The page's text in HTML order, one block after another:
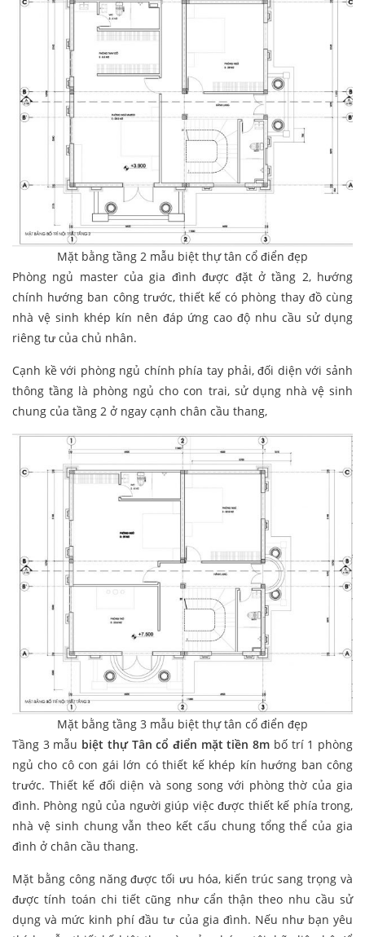
Mặt bằng tầng 2 mẫu biệt thự tân cổ điển đẹp
Phòng ngủ master của gia đình được đặt ở tầng 2, hướng
chính hướng ban công trước, thiết kế có phòng thay đồ cùng
nhà vệ sinh khép kín nên đáp ứng cao độ nhu cầu sử dụng
riêng tư của chủ nhân.
Cạnh kề với phòng ngủ chính phía tay phải, đối diện với sảnh
thông tầng là phòng ngủ cho con trai, sử dụng nhà vệ sinh
chung của tầng 2 ở ngay cạnh chân cầu thang,
Mặt bằng tầng 3 mẫu biệt thự tân cổ điển đẹp
Tầng 3 mẫu biệt thự Tân cổ điển mặt tiền 8m bố trí 1 phòng
ngủ cho cô con gái lớn có thiết kế khép kín hướng ban công
trước. Thiết kế đối diện và song song với phòng thờ của gia
đình. Phòng ngủ của người giúp việc được thiết kế phía trong,
nhà vệ sinh chung vẫn theo kết cấu chung tổng thể của gia
đình ở chân cầu thang.
Mặt bằng công năng được tối ưu hóa, kiến trúc sang trọng và
được tính toán chi tiết cũng như cẩn thận theo nhu cầu sử
dụng và mức kinh phí đầu tư của gia đình. Nếu như bạn yêu